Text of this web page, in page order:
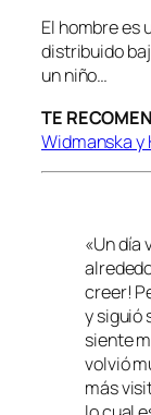
El hombre es
distribuido
un niño…
TE
Widmanska y
«Un día
creer!
y siguió
siente
volvió
más